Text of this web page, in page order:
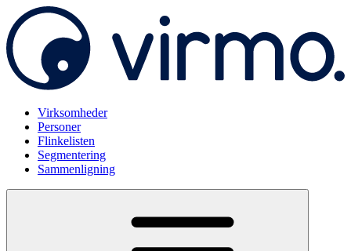
Virksomheder
Personer
Flinkelisten
Segmentering
Sammenligning